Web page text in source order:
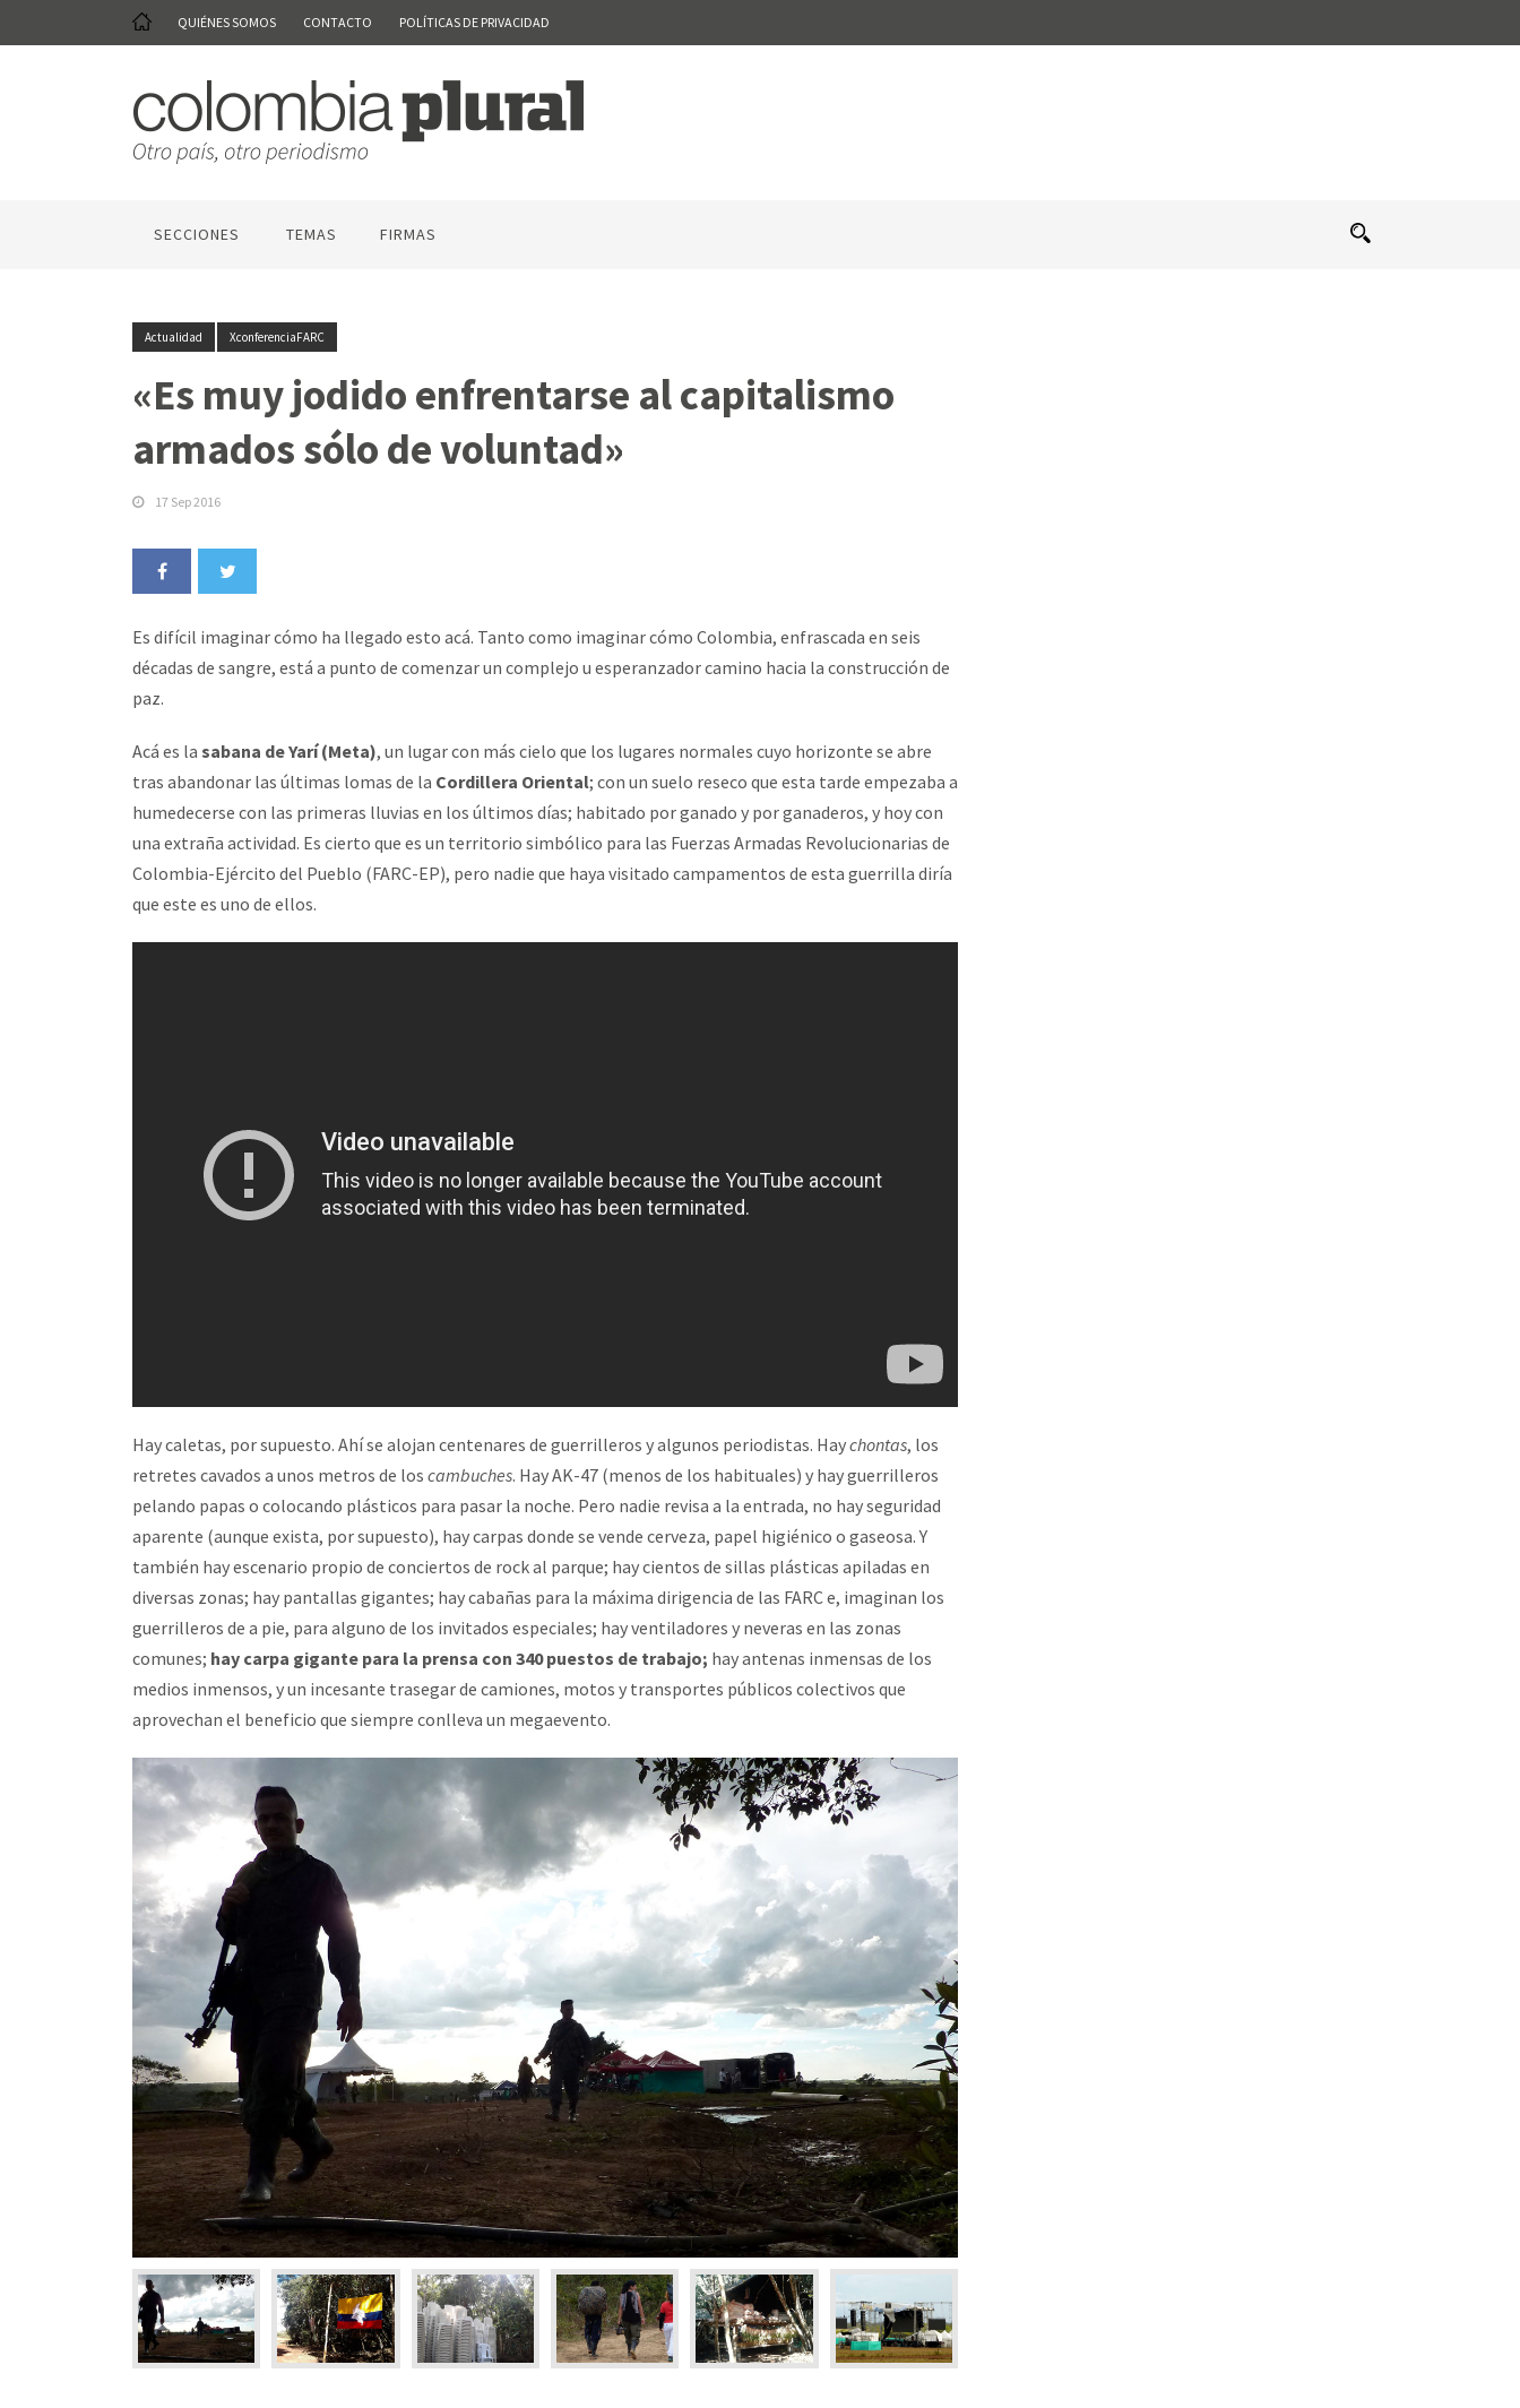
QUIÉNES SOMOS CONTACTO POLÍTICAS DE PRIVACIDAD
SECCIONES TEMAS FIRMAS
Actualidad XconferenciaFARC
«Es muy jodido enfrentarse al capitalismo
armados sólo de voluntad»
17 Sep 2016
Es difícil imaginar cómo ha llegado esto acá. Tanto como imaginar cómo Colombia, enfrascada en seis
décadas de sangre, está a punto de comenzar un complejo u esperanzador camino hacia la construcción de
paz.
Acá es la sabana de Yarí (Meta), un lugar con más cielo que los lugares normales cuyo horizonte se abre
tras abandonar las últimas lomas de la Cordillera Oriental; con un suelo reseco que esta tarde empezaba a
humedecerse con las primeras lluvias en los últimos días; habitado por ganado y por ganaderos, y hoy con
una extraña actividad. Es cierto que es un territorio simbólico para las Fuerzas Armadas Revolucionarias de
Colombia-Ejército del Pueblo (FARC-EP), pero nadie que haya visitado campamentos de esta guerrilla diría
que este es uno de ellos.
Hay caletas, por supuesto. Ahí se alojan centenares de guerrilleros y algunos periodistas. Haychontas, los
retretes cavados a unos metros de los cambuches. Hay AK-47 (menos de los habituales) y hay guerrilleros
pelando papas o colocando plásticos para pasar la noche. Pero nadie revisa a la entrada, no hay seguridad
aparente (aunque exista, por supuesto), hay carpas donde se vende cerveza, papel higiénico o gaseosa. Y
también hay escenario propio de conciertos de rock al parque; hay cientos de sillas plásticas apiladas en
diversas zonas; hay pantallas gigantes; hay cabañas para la máxima dirigencia de las FARC e, imaginan los
guerrilleros de a pie, para alguno de los invitados especiales; hay ventiladores y neveras en las zonas
comunes; hay carpa gigante para la prensa con 340 puestos de trabajo; hay antenas inmensas de los
medios inmensos, y un incesante trasegar de camiones, motos y transportes públicos colectivos que
aprovechan el beneficio que siempre conlleva un megaevento.